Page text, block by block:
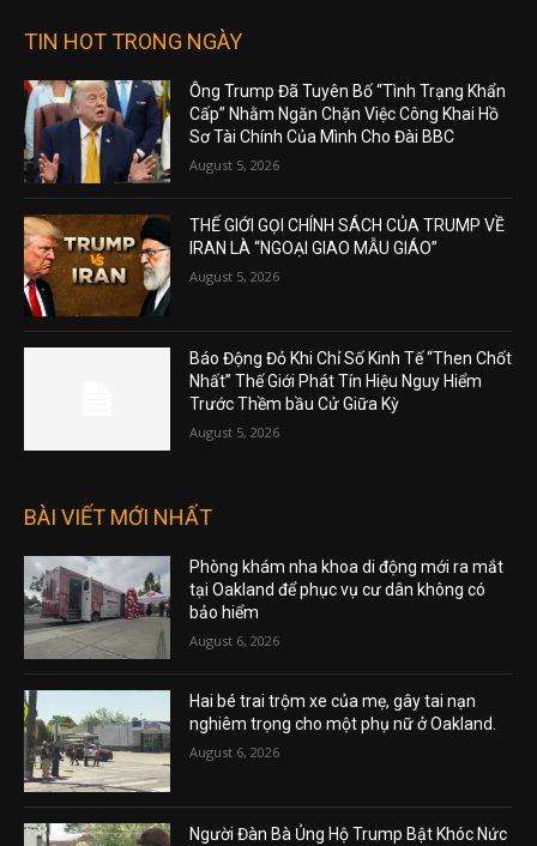
TIN HOT TRONG NGÀY
Ông Trump Đã Tuyên Bố “Tình Trạng Khẩn
Cấp” Nhằm Ngăn Chặn Việc Công Khai Hồ
Sơ Tài Chính Của Mình Cho Đài BBC
August 5, 2026
THẾ GIỚI GỌI CHÍNH SÁCH CỦA TRUMP VỀ
IRAN LÀ “NGOẠI GIAO MẪU GIÁO”
August 5, 2026
Báo Động Đỏ Khi Chỉ Số Kinh Tế “Then Chốt
Nhất” Thế Giới Phát Tín Hiệu Nguy Hiểm
Trước Thềm bầu Cử Giữa Kỳ
August 5, 2026
BÀI VIẾT MỚI NHẤT
Phòng khám nha khoa di động mới ra mắt
tại Oakland để phục vụ cư dân không có
bảo hiểm
August 6, 2026
Hai bé trai trộm xe của mẹ, gây tai nạn
nghiêm trọng cho một phụ nữ ở Oakland.
August 6, 2026
Người Đàn Bà Ủng Hộ Trump Bật Khóc Nức